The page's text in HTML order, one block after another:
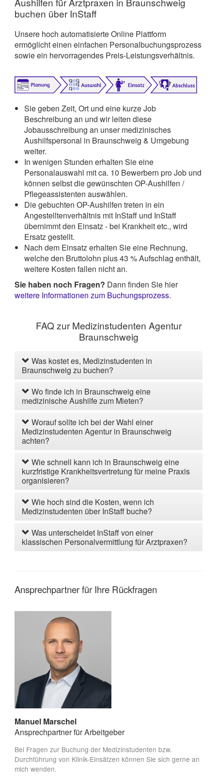
buchen über InStaff
Unsere hoch automatisierte Online Plattform
ermöglicht einen einfachen Personalbuchungsprozess
sowie ein hervorragendes Preis-Leistungsverhältnis.
Sie geben Zeit, Ort und eine kurze Job
Beschreibung an und wir leiten diese
Jobausschreibung an unser medizinisches
Aushilfspersonal in Braunschweig & Umgebung
weiter.
In wenigen Stunden erhalten Sie eine
Personalauswahl mit ca. 10 Bewerbern pro Job und
können selbst die gewünschten OP-Aushilfen /
Pflegeassistenten auswählen.
Die gebuchten OP-Aushilfen treten in ein
Angestelltenverhältnis mit InStaff und InStaff
übernimmt den Einsatz - bei Krankheit etc., wird
Ersatz gestellt.
Nach dem Einsatz erhalten Sie eine Rechnung,
welche den Bruttolohn plus 43 % Aufschlag enthält,
weitere Kosten fallen nicht an.
Sie haben noch Fragen? Dann finden Sie hier
weitere Informationen zum Buchungsprozess.
FAQ zur Medizinstudenten Agentur
Braunschweig
Was kostet es, Medizinstudenten in
Braunschweig zu buchen?
Wo finde ich in Braunschweig eine
medizinische Aushilfe zum Mieten?
Worauf sollte ich bei der Wahl einer
Medizinstudenten Agentur in Braunschweig
achten?
Wie schnell kann ich in Braunschweig eine
kurzfristige Krankheitsvertretung für meine Praxis
organisieren?
Wie hoch sind die Kosten, wenn ich
Medizinstudenten über InStaff buche?
Was unterscheidet InStaff von einer
klassischen Personalvermittlung für Arztpraxen?
Ansprechpartner für Ihre Rückfragen
Manuel Marschel
Ansprechpartner für Arbeitgeber
Bei Fragen zur Buchung der Medizinstudenten bzw.
Durchführung von Klinik-Einsätzen können Sie sich gerne an
mich wenden.